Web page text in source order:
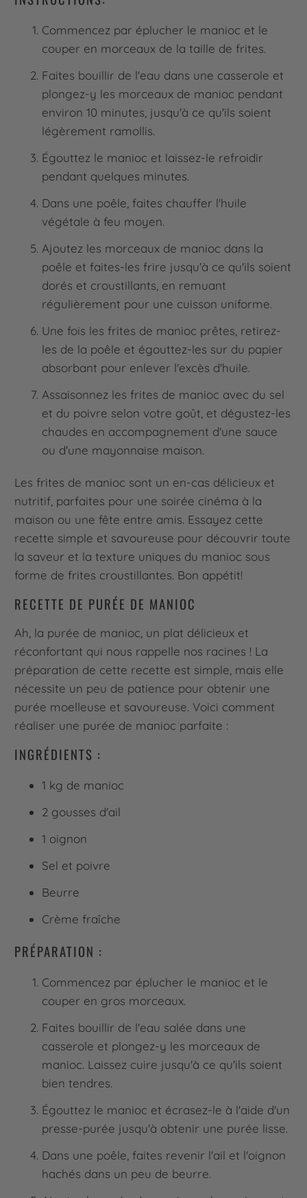
Commencez par éplucher le manioc et le
couper en morceaux de la taille de frites.
Faites bouillir de l'eau dans une casserole et
plongez-y les morceaux de manioc pendant
environ 10 minutes, jusqu'à ce qu'ils soient
légèrement ramollis.
Égouttez le manioc et laissez-le refroidir
pendant quelques minutes.
Dans une poêle, faites chauffer l'huile
végétale à feu moyen.
Ajoutez les morceaux de manioc dans la
poêle et faites-les frire jusqu'à ce qu'ils soient
dorés et croustillants, en remuant
régulièrement pour une cuisson uniforme.
Une fois les frites de manioc prêtes, retirez-
les de la poêle et égouttez-les sur du papier
absorbant pour enlever l'excès d'huile.
Assaisonnez les frites de manioc avec du sel
et du poivre selon votre goût, et dégustez-les
chaudes en accompagnement d'une sauce
ou d'une mayonnaise maison.
Les frites de manioc sont un en-cas délicieux et
nutritif, parfaites pour une soirée cinéma à la
maison ou une fête entre amis. Essayez cette
recette simple et savoureuse pour découvrir toute
la saveur et la texture uniques du manioc sous
forme de frites croustillantes. Bon appétit!
RECETTE DE PURÉE DE MANIOC
Ah, la purée de manioc, un plat délicieux et
réconfortant qui nous rappelle nos racines ! La
préparation de cette recette est simple, mais elle
nécessite un peu de patience pour obtenir une
purée moelleuse et savoureuse. Voici comment
réaliser une purée de manioc parfaite :
INGRÉDIENTS :
1 kg de manioc
2 gousses d'ail
1 oignon
Sel et poivre
Beurre
Crème fraîche
PRÉPARATION :
Commencez par éplucher le manioc et le
couper en gros morceaux.
Faites bouillir de l'eau salée dans une
casserole et plongez-y les morceaux de
manioc. Laissez cuire jusqu'à ce qu'ils soient
bien tendres.
Égouttez le manioc et écrasez-le à l'aide d'un
presse-purée jusqu'à obtenir une purée lisse.
Dans une poêle, faites revenir l'ail et l'oignon
hachés dans un peu de beurre.